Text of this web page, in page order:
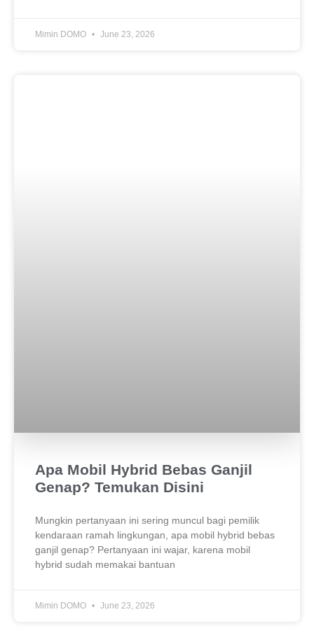
Mimin DOMO June 23, 2026
Apa Mobil Hybrid Bebas Ganjil
Genap? Temukan Disini
Mungkin pertanyaan ini sering muncul bagi pemilik
kendaraan ramah lingkungan, apa mobil hybrid bebas
ganjil genap? Pertanyaan ini wajar, karena mobil
hybrid sudah memakai bantuan
Mimin DOMO June 23, 2026